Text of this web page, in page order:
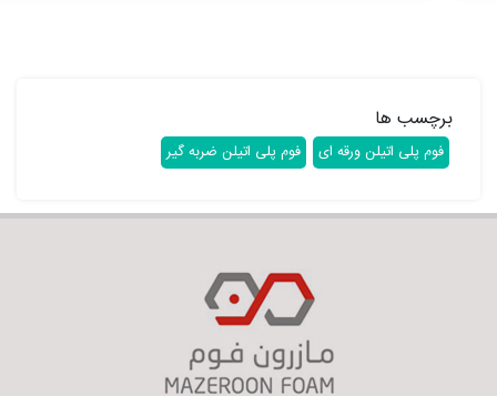
برچسب ها
فوم پلی اتیلن ورقه ای فوم پلی اتیلن ضربه گیر